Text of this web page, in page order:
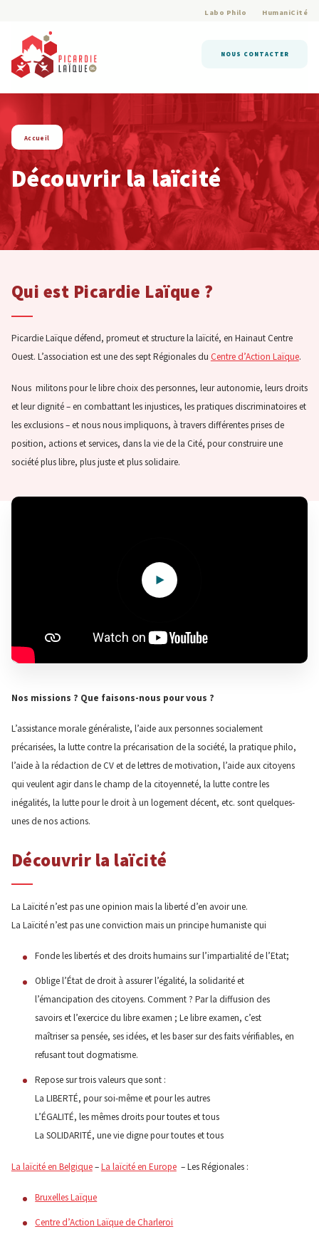
Labo Philo HumaniCité
NOUS CONTACTER
Accueil
Découvrir la laïcité
Qui est Picardie Laïque ?
Picardie Laïque défend, promeut et structure la laïcité, en Hainaut Centre
Ouest. L’association est une des sept Régionales du Centre d’Action Laïque.
Nous militons pour le libre choix des personnes, leur autonomie, leurs droits
et leur dignité – en combattant les injustices, les pratiques discriminatoires et
les exclusions – et nous nous impliquons, à travers différentes prises de
position, actions et services, dans la vie de la Cité, pour construire une
société plus libre, plus juste et plus solidaire.
Nos missions ? Que faisons-nous pour vous ?
L’assistance morale généraliste, l’aide aux personnes socialement
précarisées, la lutte contre la précarisation de la société, la pratique philo,
l’aide à la rédaction de CV et de lettres de motivation, l’aide aux citoyens
qui veulent agir dans le champ de la citoyenneté, la lutte contre les
inégalités, la lutte pour le droit à un logement décent, etc. sont quelques-
unes de nos actions.
Découvrir la laïcité
La Laïcité n’est pas une opinion mais la liberté d’en avoir une.
La Laïcité n’est pas une conviction mais un principe humaniste qui
Fonde les libertés et des droits humains sur l’impartialité de l’Etat;
Oblige l’État de droit à assurer l’égalité, la solidarité et
l’émancipation des citoyens. Comment ? Par la diffusion des
savoirs et l’exercice du libre examen ; Le libre examen, c’est
maîtriser sa pensée, ses idées, et les baser sur des faits vérifiables, en
refusant tout dogmatisme.
Repose sur trois valeurs que sont :
La LIBERTÉ, pour soi-même et pour les autres
L’ÉGALITÉ, les mêmes droits pour toutes et tous
La SOLIDARITÉ, une vie digne pour toutes et tous
La laïcité en Belgique–La laïcité en Europe– Les Régionales :
Bruxelles Laïque
Centre d’Action Laïque de Charleroi